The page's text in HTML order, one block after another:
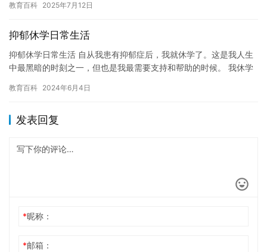
等，…
教育百科 2025年7月12日
抑郁休学日常生活
抑郁休学日常生活 自从我患有抑郁症后，我就休学了。这是我人生
中最黑暗的时刻之一，但也是我最需要支持和帮助的时候。 我休学
程，…
教育百科 2024年6月4日
发表回复
*昵称：
*邮箱：